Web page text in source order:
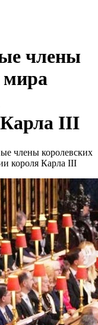
члены
мира
Карла III
члены королевских
короля Карла III